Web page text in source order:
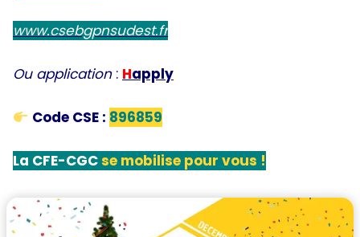
www.csebgpnsudest.fr
Ou application: Happly
Code CSE : 896859
La CFE-CGCse mobilise pour vous !